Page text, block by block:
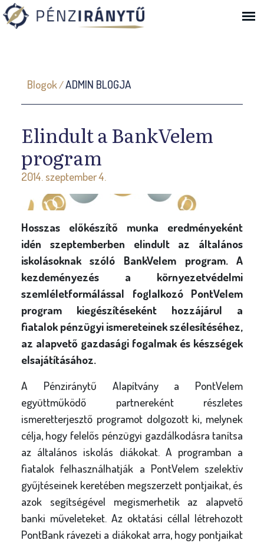
Ugrás a navigációhoz
J
e
e
n
l
e
g
i
h
e
l
y
Blogok/ADMIN BLOGJA
Elindult a BankVelem
program
2014. szeptember 4.
Hosszas előkészítő munka eredményeként
idén szeptemberben elindult az általános
iskolásoknak szóló BankVelem program. A
kezdeményezés a környezetvédelmi
szemléletformálással foglalkozó PontVelem
program kiegészítéseként hozzájárul a
fiatalok pénzügyi ismereteinek szélesítéséhez,
az alapvető gazdasági fogalmak és készségek
elsajátításához.
A Pénziránytű Alapítvány a PontVelem
együttműködő partnereként részletes
ismeretterjesztő programot dolgozott ki, melynek
célja, hogy felelős pénzügyi gazdálkodásra tanítsa
az általános iskolás diákokat. A programban a
fiatalok felhasználhatják a PontVelem szelektív
gyűjtéseinek keretében megszerzett pontjaikat, és
azok segítségével megismerhetik az alapvető
banki műveleteket. Az oktatási céllal létrehozott
PontBank rávezeti a diákokat arra, hogy pontjaikat